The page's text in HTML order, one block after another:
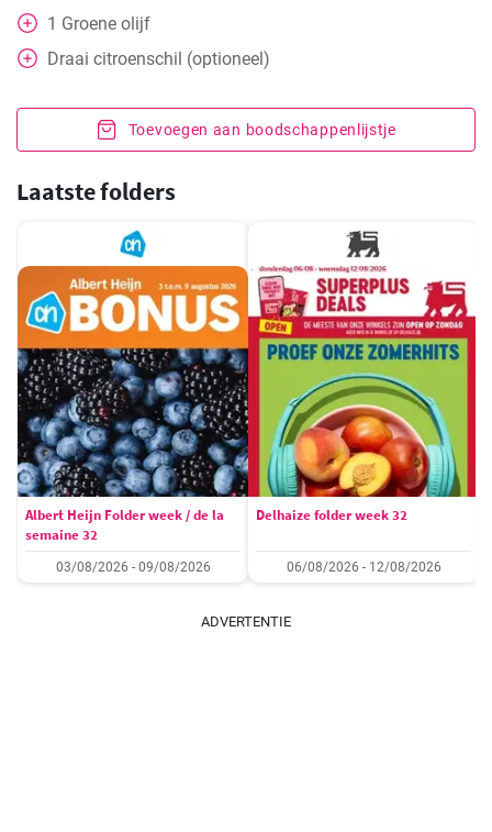
1 Groene olijf
Draai citroenschil (optioneel)
Toevoegen aan boodschappenlijstje
Laatste folders
Albert Heijn Folder week / de la
semaine 32
03/08/2026 - 09/08/2026
Delhaize folder week 32
06/08/2026 - 12/08/2026
ADVERTENTIE